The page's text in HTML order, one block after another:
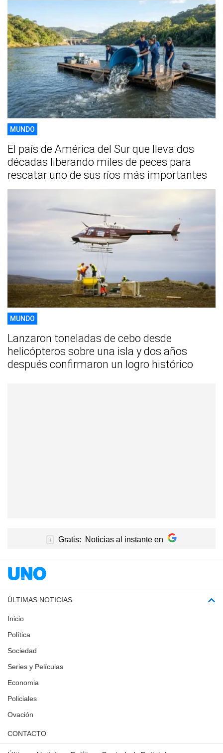
MUNDO
El país de América del Sur que lleva dos
décadas liberando miles de peces para
rescatar uno de sus ríos más importantes
MUNDO
Lanzaron toneladas de cebo desde
helicópteros sobre una isla y dos años
después confirmaron un logro histórico
+ Gratis: Noticias al instante en
ÚLTIMAS NOTICIAS
Inicio
Política
Sociedad
Series y Películas
Economia
Policiales
Ovación
CONTACTO